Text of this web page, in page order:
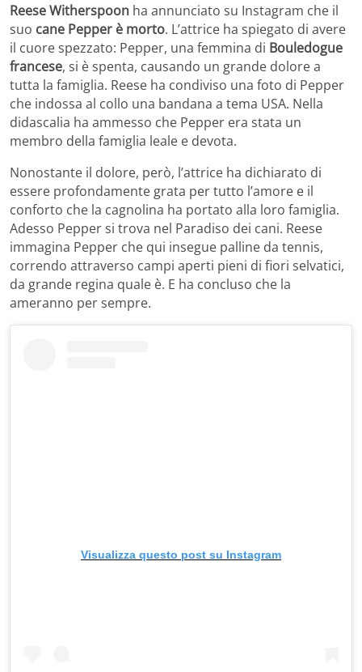
Reese Witherspoon ha annunciato su Instagram che il
suo cane Pepper è morto. L’attrice ha spiegato di avere
il cuore spezzato: Pepper, una femmina di Bouledogue
francese, si è spenta, causando un grande dolore a
tutta la famiglia. Reese ha condiviso una foto di Pepper
che indossa al collo una bandana a tema USA. Nella
didascalia ha ammesso che Pepper era stata un
membro della famiglia leale e devota.
Nonostante il dolore, però, l’attrice ha dichiarato di
essere profondamente grata per tutto l’amore e il
conforto che la cagnolina ha portato alla loro famiglia.
Adesso Pepper si trova nel Paradiso dei cani. Reese
immagina Pepper che qui insegue palline da tennis,
correndo attraverso campi aperti pieni di fiori selvatici,
da grande regina quale è. E ha concluso che la
ameranno per sempre.
Visualizza questo post su Instagram